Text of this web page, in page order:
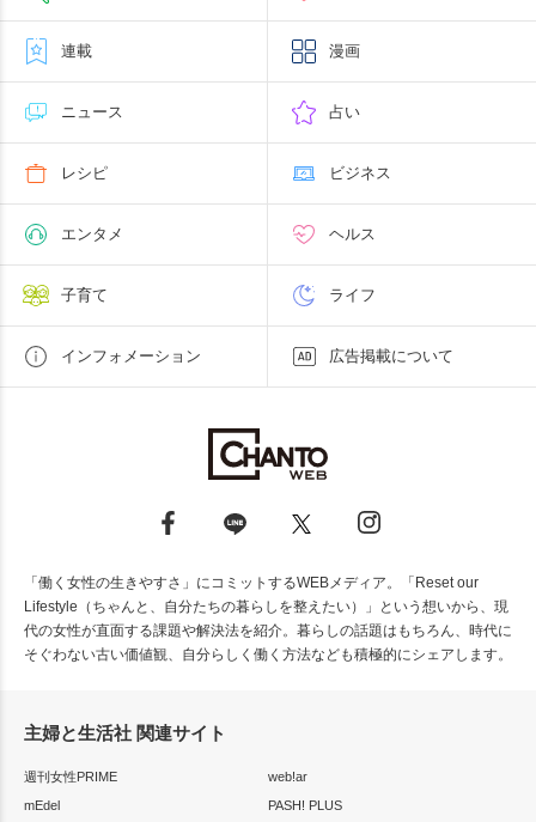
連載 漫画
ニュース 占い
レシピ ビジネス
エンタメ ヘルス
子育て ライフ
インフォメーション 広告掲載について
「働く女性の生きやすさ」にコミットするWEBメディア。「Reset our
Lifestyle（ちゃんと、自分たちの暮らしを整えたい）」という想いから、現
代の女性が直面する課題や解決法を紹介。暮らしの話題はもちろん、時代に
そぐわない古い価値観、自分らしく働く方法なども積極的にシェアします。
主婦と生活社 関連サイト
週刊女性PRIME
web!ar
mEdel
PASH! PLUS